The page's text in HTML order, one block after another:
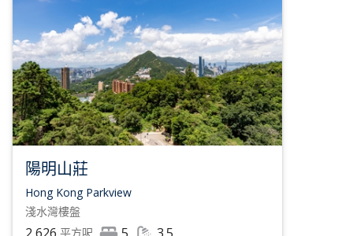
陽明山莊
Hong Kong Parkview
淺水灣樓盤
平方呎